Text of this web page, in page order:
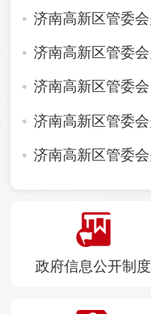
政府信息公开制度